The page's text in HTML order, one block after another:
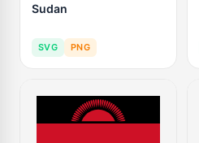
Sudan
SVG PNG